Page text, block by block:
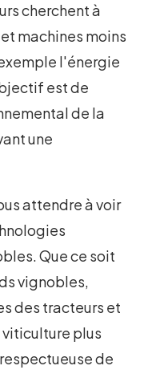
cherchent à
machines moins
l'énergie
est de
de la
une
attendre à voir
Que ce soit
vignobles,
des tracteurs et
plus
de